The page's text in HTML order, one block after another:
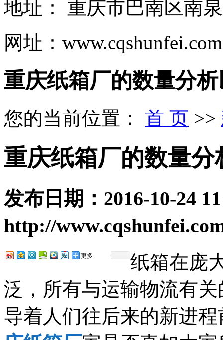
地址： 重庆市巴南区南
网址：www.cqshunfei.com
重庆纸箱厂的数量分
您的当前位置： 首 页 >>
重庆纸箱厂的数量
发布日期： 2016-10-24
http://
更多
纸箱在庞
泛，所有与运输物流有
导着人们往后来的新进